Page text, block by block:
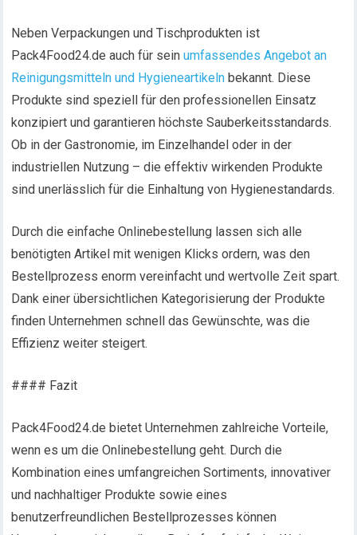
Neben Verpackungen und Tischprodukten ist
Pack4Food24.de auch für seinumfassendes Angebot an
Reinigungsmitteln und Hygieneartikeln bekannt. Diese
Produkte sind speziell für den professionellen Einsatz
konzipiert und garantieren höchste Sauberkeitsstandards.
Ob in der Gastronomie, im Einzelhandel oder in der
industriellen Nutzung – die effektiv wirkenden Produkte
sind unerlässlich für die Einhaltung von Hygienestandards.
Durch die einfache Onlinebestellung lassen sich alle
benötigten Artikel mit wenigen Klicks ordern, was den
Bestellprozess enorm vereinfacht und wertvolle Zeit spart.
Dank einer übersichtlichen Kategorisierung der Produkte
finden Unternehmen schnell das Gewünschte, was die
Effizienz weiter steigert.
#### Fazit
Pack4Food24.de bietet Unternehmen zahlreiche Vorteile,
wenn es um die Onlinebestellung geht. Durch die
Kombination eines umfangreichen Sortiments, innovativer
und nachhaltiger Produkte sowie eines
benutzerfreundlichen Bestellprozesses können